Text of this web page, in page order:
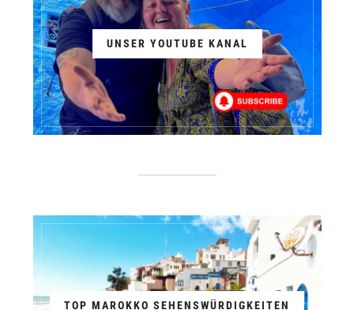
UNSER YOUTUBE KANAL
TOP MAROKKO SEHENSWÜRDIGKEITEN